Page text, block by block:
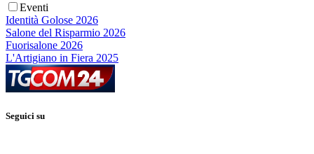
Eventi
Identità Golose 2026
Salone del Risparmio 2026
Fuorisalone 2026
L'Artigiano in Fiera 2025
Seguici su